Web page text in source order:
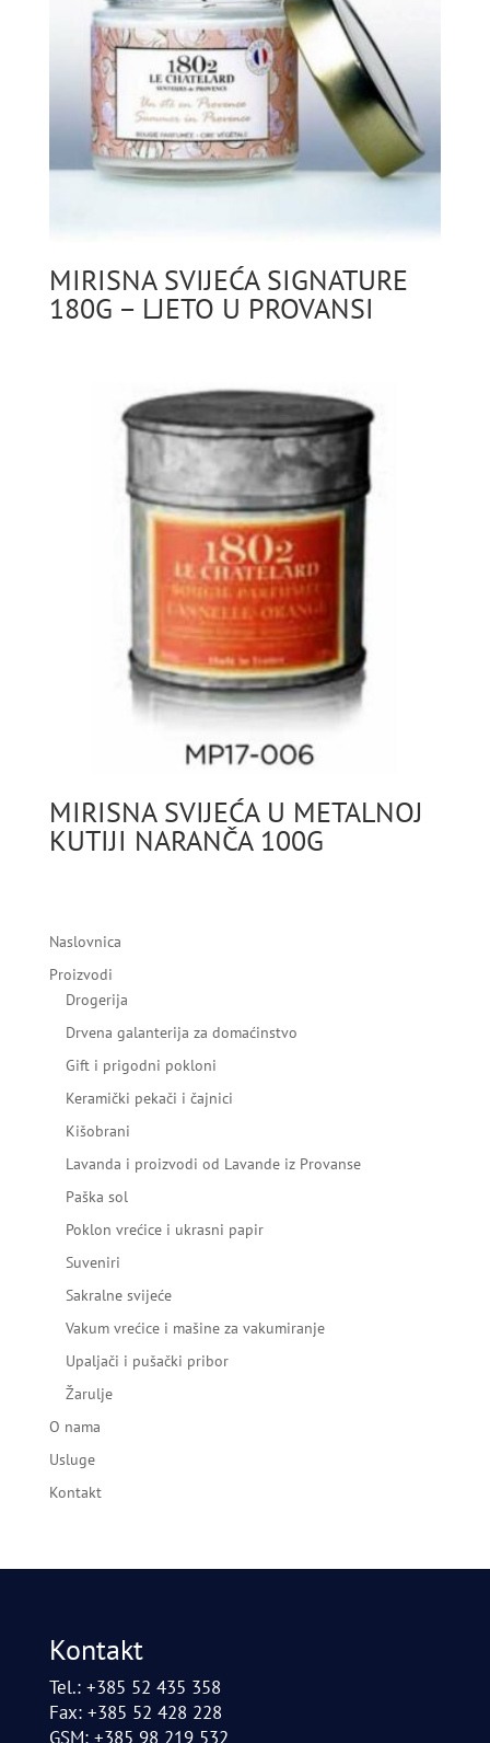
MIRISNA SVIJEĆA SIGNATURE
180G – LJETO U PROVANSI
MIRISNA SVIJEĆA U METALNOJ
KUTIJI NARANČA 100G
Naslovnica
Proizvodi
Drogerija
Drvena galanterija za domaćinstvo
Gift i prigodni pokloni
Keramički pekači i čajnici
Kišobrani
Lavanda i proizvodi od Lavande iz Provanse
Paška sol
Poklon vrećice i ukrasni papir
Suveniri
Sakralne svijeće
Vakum vrećice i mašine za vakumiranje
Upaljači i pušački pribor
Žarulje
O nama
Usluge
Kontakt
Kontakt
Tel.: +385 52 435 358
Fax: +385 52 428 228
GSM: +385 98 219 532